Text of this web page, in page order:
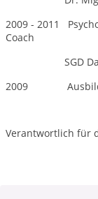
2009 - 2011
Coach
SGD
2009
Verantwortlich für